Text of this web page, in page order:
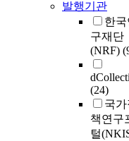
발행기관
한국
구재단
(NRF)
(24)
국가
책연구
털